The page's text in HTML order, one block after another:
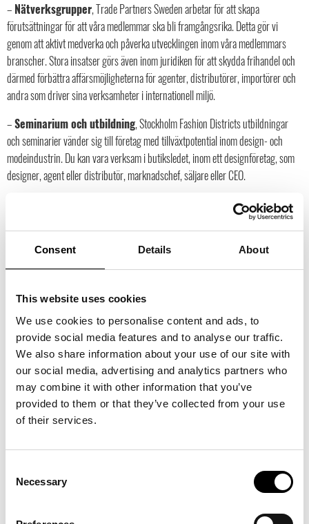
Consent Details About
This website uses cookies
We use cookies to personalise content and ads, to
provide social media features and to analyse our traffic.
We also share information about your use of our site with
our social media, advertising and analytics partners who
may combine it with other information that you’ve
provided to them or that they’ve collected from your use
of their services.
Selection
Necessary
– Nätverksgrupper, Trade Partners Sweden arbetar för att skapa
förutsättningar för att våra medlemmar ska bli framgångsrika. Detta gör vi
genom att aktivt medverka och påverka utvecklingen inom våra medlemmars
branscher. Stora insatser görs även inom juridiken för att skydda frihandel och
därmed förbättra affärsmöjligheterna för agenter, distributörer, importörer och
andra som driver sina verksamheter i internationell miljö.
–Seminarium och utbildning, Stockholm Fashion Districts utbildningar
och seminarier vänder sig till företag med tillväxtpotential inom design- och
modeindustrin. Du kan vara verksam i butiksledet, inom ett designföretag, som
designer, agent eller distributör, marknadschef, säljare eller CEO.
, för Stockholm Showroom och Stockholm Shoe House.
–Nyhetsbrev, det skickas ut varje månad och har innehållsrikinformation för
branscher.
I Trade Partners styrelse har vi inom övriga branscher representanterna nedan.